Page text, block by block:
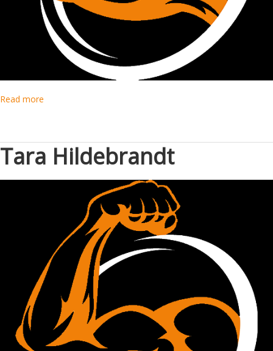
Read more
Tara Hildebrandt